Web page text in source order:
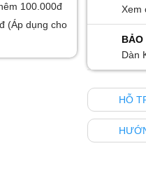
100.000đ
(Áp dụng cho
Xem
BẢO
Dàn
HỖ